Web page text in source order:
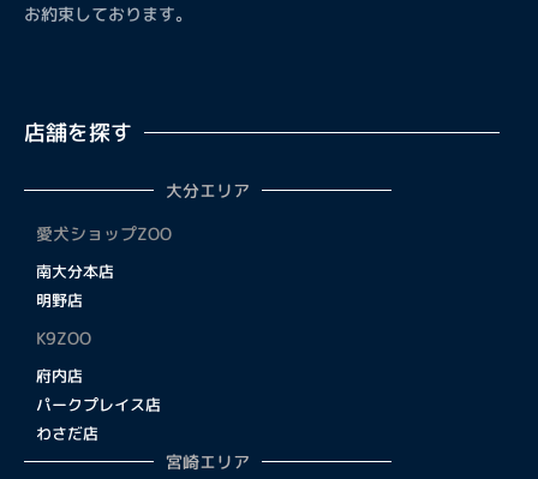
お約束しております。
店舗を探す
大分エリア
愛犬ショップZOO
南大分本店
明野店
K9ZOO
府内店
パークプレイス店
わさだ店
宮崎エリア